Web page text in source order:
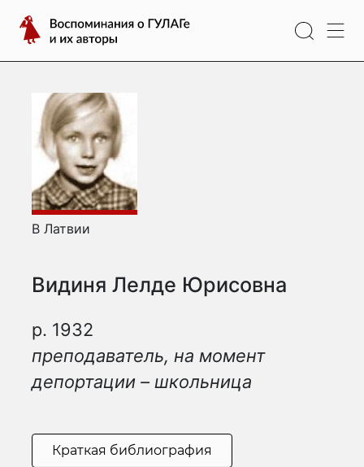
содержимому
Воспоминания
о
ГУЛАГе
авторы
Видиня Лелде Юрисовна
р. 1932
преподаватель, на момент
депортации – школьница
В Латвии
Краткая библиография